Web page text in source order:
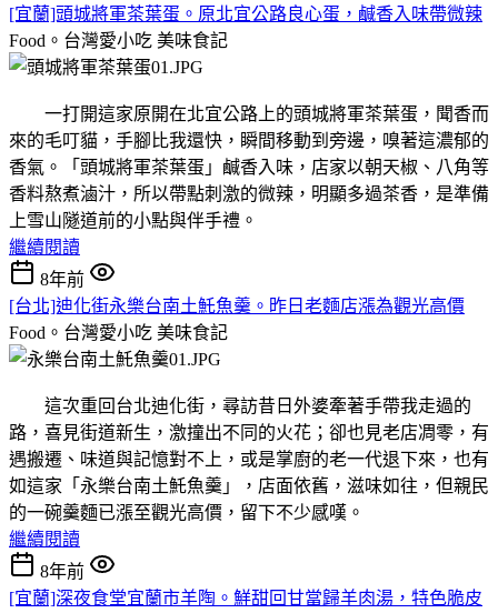
[宜蘭]頭城將軍茶葉蛋。原北宜公路良心蛋，鹹香入味帶微辣
Food。台灣愛小吃 美味食記
一打開這家原開在北宜公路上的頭城將軍茶葉蛋，聞香而
來的毛叮貓，手腳比我還快，瞬間移動到旁邊，嗅著這濃郁的
香氣。「頭城將軍茶葉蛋」鹹香入味，店家以朝天椒、八角等
香料熬煮滷汁，所以帶點刺激的微辣，明顯多過茶香，是準備
上雪山隧道前的小點與伴手禮。
繼續閱讀
8年前
[台北]迪化街永樂台南土魠魚羹。昨日老麵店漲為觀光高價
Food。台灣愛小吃 美味食記
這次重回台北迪化街，尋訪昔日外婆牽著手帶我走過的
路，喜見街道新生，激撞出不同的火花；卻也見老店凋零，有
遇搬遷、味道與記憶對不上，或是掌廚的老一代退下來，也有
如這家「永樂台南土魠魚羹」，店面依舊，滋味如往，但親民
的一碗羹麵已漲至觀光高價，留下不少感嘆。
繼續閱讀
8年前
[宜蘭]深夜食堂宜蘭市羊陶。鮮甜回甘當歸羊肉湯，特色脆皮